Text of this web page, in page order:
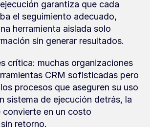
garantiza que cada
el seguimiento adecuado,
herramienta aislada solo
sin generar resultados.
crítica: muchas organizaciones
CRM sofisticadas pero
procesos que aseguren su uso
sistema de ejecución detrás, la
convierte en un costo
retorno.